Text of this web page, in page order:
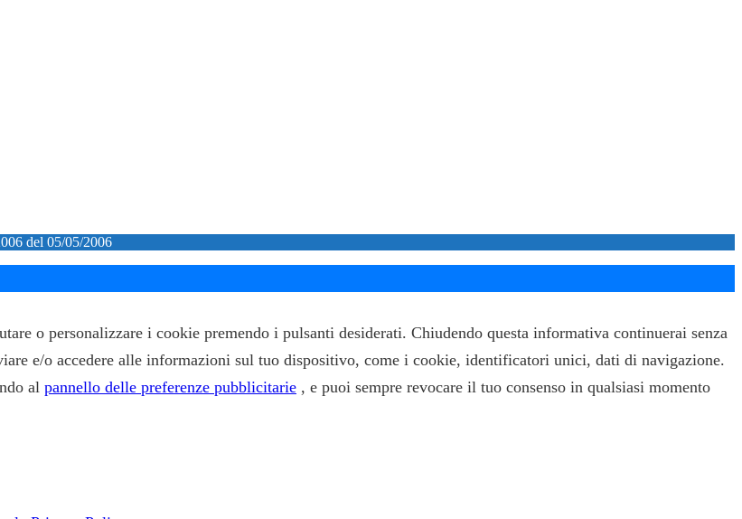
del 05/05/2006
o personalizzare i cookie premendo i pulsanti desiderati. Chiudendo questa informativa continuerai senza
e/o accedere alle informazioni sul tuo dispositivo, come i cookie, identificatori unici, dati di navigazione.
al pannello delle preferenze pubblicitarie , e puoi sempre revocare il tuo consenso in qualsiasi momento